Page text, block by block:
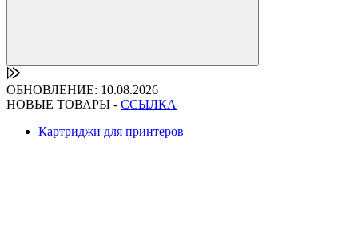
ОБНОВЛЕНИЕ: 10.08.2026
НОВЫЕ ТОВАРЫ - ССЫЛКА
Картриджи для принтеров